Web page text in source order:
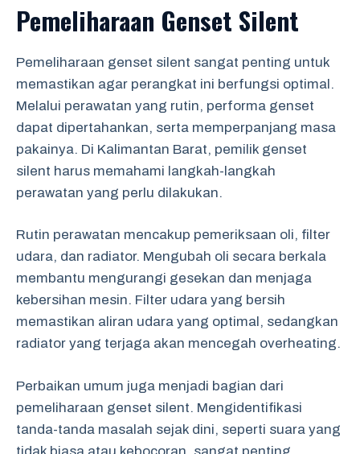
Pemeliharaan Genset Silent
Pemeliharaan genset silent sangat penting untuk
memastikan agar perangkat ini berfungsi optimal.
Melalui perawatan yang rutin, performa genset
dapat dipertahankan, serta memperpanjang masa
pakainya. Di Kalimantan Barat, pemilik genset
silent harus memahami langkah-langkah
perawatan yang perlu dilakukan.
Rutin perawatan mencakup pemeriksaan oli, filter
udara, dan radiator. Mengubah oli secara berkala
membantu mengurangi gesekan dan menjaga
kebersihan mesin. Filter udara yang bersih
memastikan aliran udara yang optimal, sedangkan
radiator yang terjaga akan mencegah overheating.
Perbaikan umum juga menjadi bagian dari
pemeliharaan genset silent. Mengidentifikasi
tanda-tanda masalah sejak dini, seperti suara yang
tidak biasa atau kebocoran, sangat penting.